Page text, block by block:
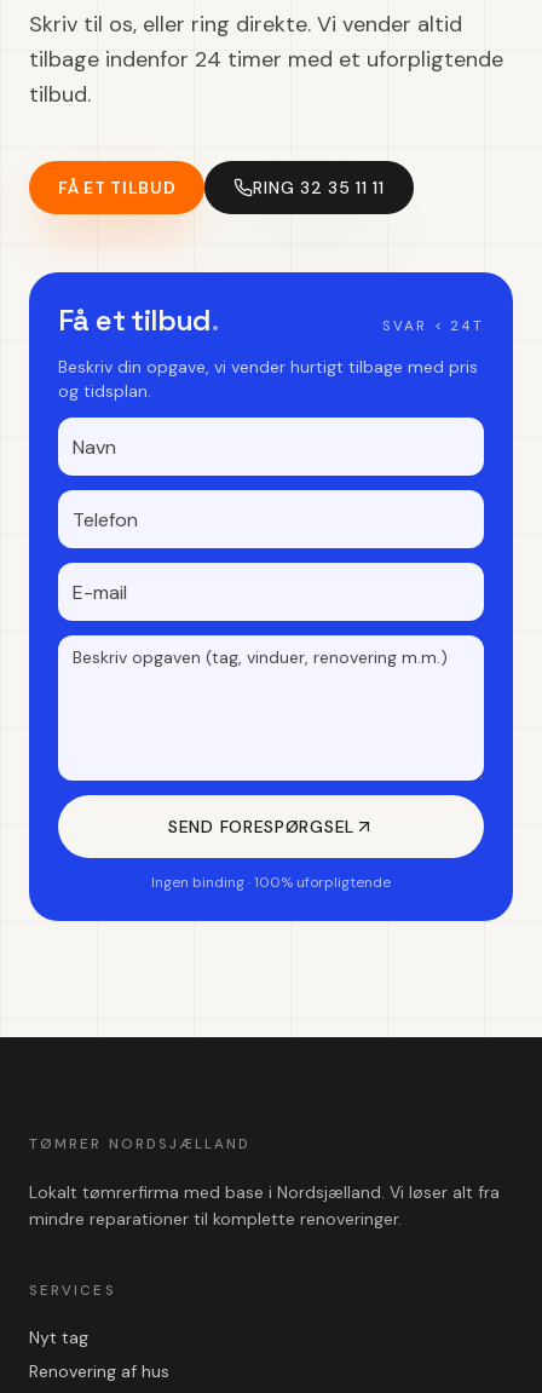
Skriv til os, eller ring direkte. Vi vender altid
tilbage indenfor 24 timer med et uforpligtende
tilbud.
FÅ ET TILBUD RING 32 35 11 11
Få et tilbud. SVAR < 24T
Beskriv din opgave, vi vender hurtigt tilbage med pris
og tidsplan.
SEND FORESPØRGSEL
Ingen binding · 100% uforpligtende
TØMRER NORDSJÆLLAND
Lokalt tømrerfirma med base i Nordsjælland. Vi løser alt fra
mindre reparationer til komplette renoveringer.
SERVICES
Nyt tag
Renovering af hus